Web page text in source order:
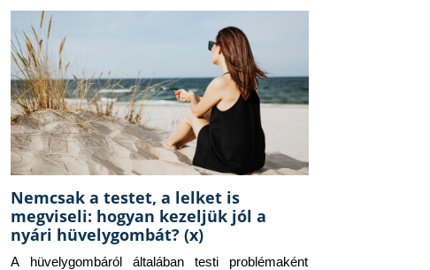
Nemcsak a testet, a lelket is
megviseli: hogyan kezeljük jól a
nyári hüvelygombát? (x)
A hüvelygombáról általában testi problémaként